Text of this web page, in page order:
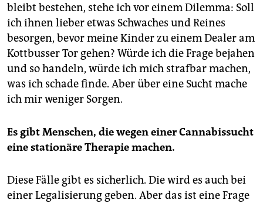
bleibt bestehen, stehe ich vor einem Dilemma: Soll
ich ihnen ­lieber etwas Schwaches und Reines
besorgen, bevor meine Kinder zu einem Dealer am
Kottbusser Tor gehen? Würde ich die Frage bejahen
und so handeln, würde ich mich strafbar machen,
was ich schade finde. Aber über eine Sucht mache
ich mir weniger Sorgen.
Es gibt Menschen, die wegen einer Cannabissucht
eine stationäre Therapie machen.
Diese Fälle gibt es sicherlich. Die wird es auch bei
einer Legalisierung geben. Aber das ist eine Frage